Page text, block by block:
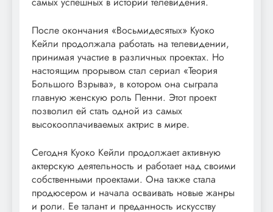
После окончания «Восьмидесятых» Куоко
Кейли продолжала работать на телевидении,
принимая участие в различных проектах. Но
настоящим прорывом стал сериал «Теория
Большого Взрыва», в котором она сыграла
главную женскую роль Пенни. Этот проект
позволил ей стать одной из самых
высокооплачиваемых актрис в мире.
Сегодня Куоко Кейли продолжает активную
актерскую деятельность и работает над своими
собственными проектами. Она также стала
продюсером и начала осваивать новые жанры
и роли. Ее талант и преданность искусству